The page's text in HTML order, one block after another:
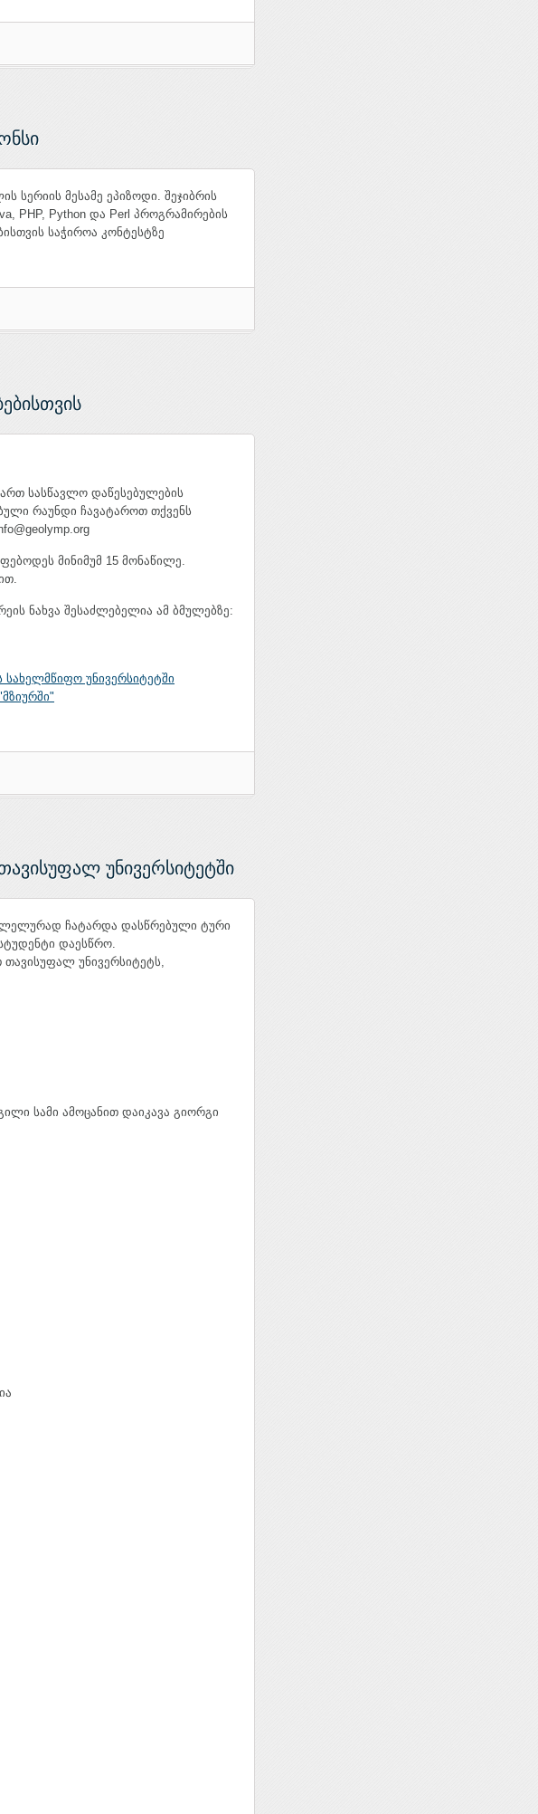
სერიის მესამე ეპიზოდი. შეჯიბრის
PHP, Python და Perl პროგრამირების
საჭიროა კონტესტზე
სასწავლო დაწესებულების
რაუნდი ჩავატაროთ თქვენს
მინიმუმ 15 მონაწილე.
ნახვა შესაძლებელია ამ ბმულებზე:
სახელმწიფო უნივერსიტეტში
უნივერსიტეტში
ჩატარდა დასწრებული ტური
დაესწრო.
უნივერსიტეტს,
სამი ამოცანით დაიკავა გიორგი